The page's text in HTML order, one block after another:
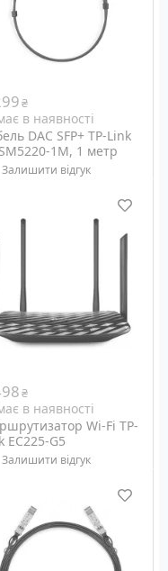
₴
в наявності
DAC SFP+ TP-Link
1M, 1 метр
Залишити відгук
1 метр
₴
в наявності
Wi-Fi TP-
EC225-G5
Залишити відгук
Fi: 5 GHz 802.11ac/n/a,
GHz 802.11b/g/n,
k/v
Ethernet
100/1000M, RJ-45 - 1+3